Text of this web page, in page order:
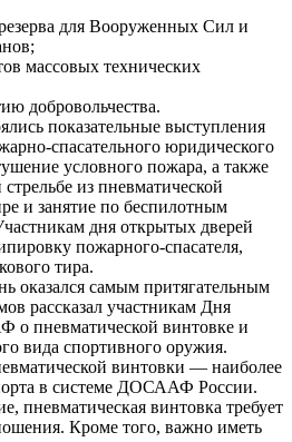
для Вооруженных Сил и
массовых технических
добровольчества.
показательные выступления
спасательного юридического
условного пожара, а также
из пневматической
и занятие по беспилотным
дня открытых дверей
пожарного-спасателя,
тира.
оказался самым притягательным
рассказал участникам Дня
пневматической винтовке и
вида спортивного оружия.
винтовки — наиболее
в системе ДОСААФ России.
пневматическая винтовка требует
Кроме того, важно иметь